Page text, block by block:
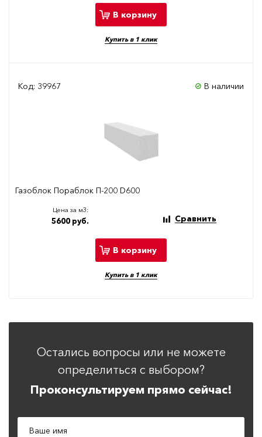
В корзину
Купить в 1 клик
Код: 39967 В наличии
Газоблок Пораблок П-200 D600
Цена за м3:
5600 руб. Сравнить
В корзину
Купить в 1 клик
Остались вопросы или не можете
определиться с выбором?
Проконсультируем прямо сейчас!